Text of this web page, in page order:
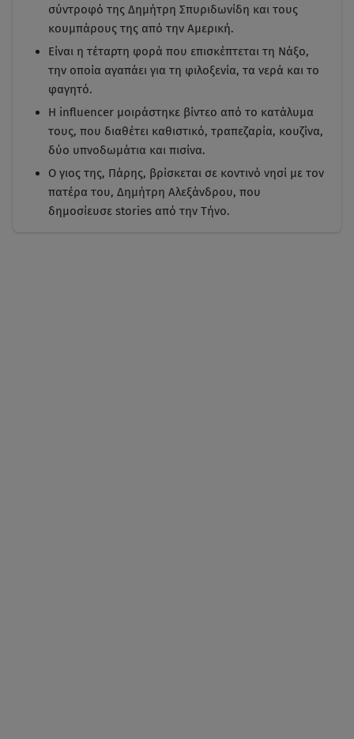
σύντροφό της Δημήτρη Σπυριδωνίδη και τους
κουμπάρους της από την Αμερική.
Είναι η τέταρτη φορά που επισκέπτεται τη Νάξο,
την οποία αγαπάει για τη φιλοξενία, τα νερά και το
φαγητό.
Η influencer μοιράστηκε βίντεο από το κατάλυμα
τους, που διαθέτει καθιστικό, τραπεζαρία, κουζίνα,
δύο υπνοδωμάτια και πισίνα.
Ο γιος της, Πάρης, βρίσκεται σε κοντινό νησί με τον
πατέρα του, Δημήτρη Αλεξάνδρου, που
δημοσίευσε stories από την Τήνο.